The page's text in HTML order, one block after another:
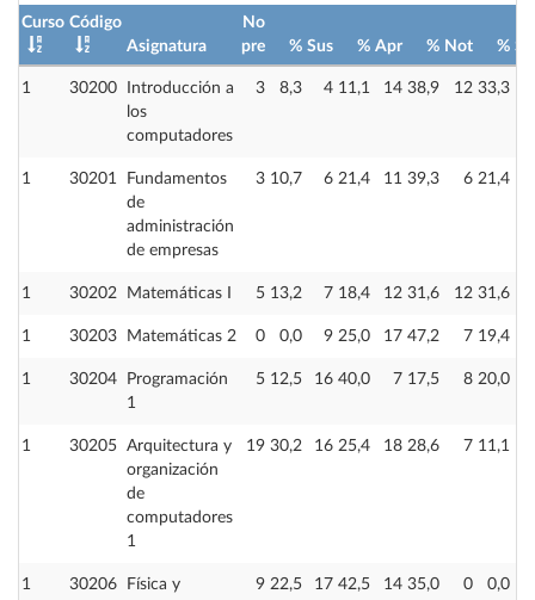
Curso Código
Asignatura
No
pre
% Sus % Apr % Not %
1 30200
Introducción a
los
computadores
3 8,3 4 11,1 14 38,9 12 33,3
1 30201
Fundamentos
de
administración
de empresas
3 10,7 6 21,4 11 39,3 6 21,4
1 30202 Matemáticas I 5 13,2 7 18,4 12 31,6 12 31,6
1 30203 Matemáticas 2 0 0,0 9 25,0 17 47,2 7 19,4
1 30204
Programación
1
5 12,5 16 40,0 7 17,5 8 20,0
1 30205 Arquitectura y
organización
de
computadores
1
19 30,2 16 25,4 18 28,6 7 11,1
1 30206 Física y 9 22,5 17 42,5 14 35,0 0 0,0